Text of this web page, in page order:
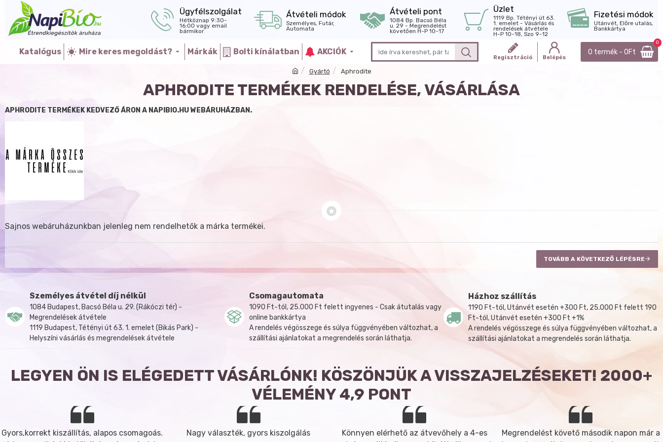
Ügyfélszolgálat
Hétköznap 9:30-
16:00 vagy email
bármikor
Átvételi módok
Személyes, Futár,
Automata
Átvételi pont
1084 Bp. Bacsó Béla
u. 29 - Megrendelést
követően H-P 10-17
Üzlet
1119 Bp. Tétényi út 63.
1. emelet - Vásárlás és
rendelések átvétele
H-P 10-18, Szo 9-12
Fizetési módok
Utánvét, Előre utalás,
Bankkártya
Katalógus Mire keres megoldást? Márkák Bolti kínálatban AKCIÓK
Regisztráció Belépés
0 termék - 0Ft
0
Gyártó Aphrodite
APHRODITE TERMÉKEK RENDELÉSE, VÁSÁRLÁSA
APHRODITE TERMÉKEK KEDVEZŐ ÁRON A NAPIBIO.HU WEBÁRUHÁZBAN.
Sajnos webáruházunkban jelenleg nem rendelhetők a márka termékei.
TOVÁBB A KÖVETKEZŐ LÉPÉSRE
Személyes átvétel díj nélkül
1084 Budapest, Bacsó Béla u. 29. (Rákóczi tér) -
Megrendelések átvétele
1119 Budapest, Tétényi út 63. 1. emelet (Bikás Park) -
Helyszíni vásárlás és megrendelések átvétele
Csomagautomata
1090 Ft-tól, 25.000 Ft felett ingyenes - Csak átutalás vagy
online bankkártya
A rendelés végösszege és súlya függvényében változhat, a
szállítási ajánlatokat a megrendelés során láthatja.
Házhoz szállítás
1190 Ft-tól, Utánvét esetén +300 Ft, 25.000 Ft felett 190
Ft-tól, Utánvét esetén +300 Ft +1%
A rendelés végösszege és súlya függvényében változhat, a
szállítási ajánlatokat a megrendelés során láthatja.
LEGYEN ÖN IS ELÉGEDETT VÁSÁRLÓNK! KÖSZÖNJÜK A VISSZAJELZÉSEKET! 2000+
VÉLEMÉNY 4,9 PONT
Gyors,korrekt kiszállítás, alapos csomagoás.
Nagy választék, gyors kiszolgálás
Könnyen elérhető az átvevőhely a 4-es
Megrendelést követő második napon már a